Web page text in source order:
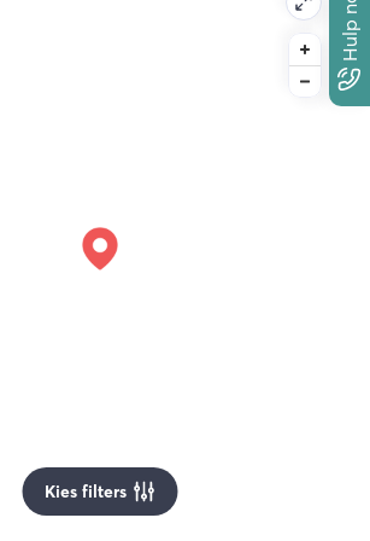
Kies filters